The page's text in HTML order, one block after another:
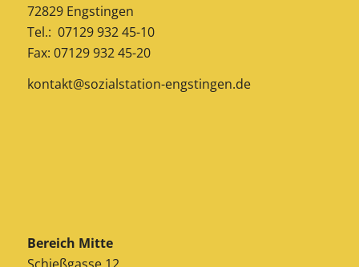
72829 Engstingen
Tel.: 07129 932 45-10
Fax: 07129 932 45-20
kontakt@sozialstation-engstingen.de
Bereich Mitte